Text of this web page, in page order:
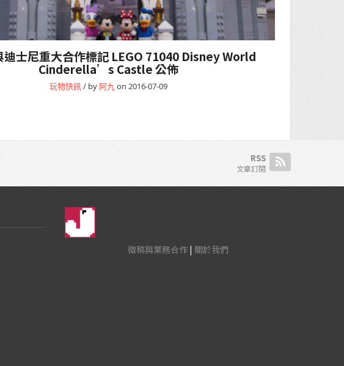
迪士尼重大合作標記 LEGO 71040 Disney World
Cinderella’s Castle 公佈
玩物快訊/ by 阿九on 2016-07-09
RSS
文章訂閱
徵稿與業務合作| 關於我們